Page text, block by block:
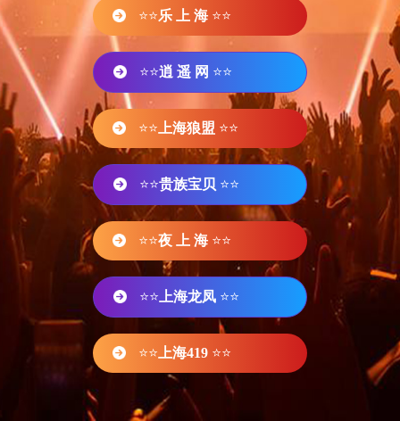
⭐⭐乐 上 海 ⭐⭐
⭐⭐逍 遥 网 ⭐⭐
⭐⭐ 上海狼盟 ⭐⭐
⭐⭐贵族宝贝 ⭐⭐
⭐⭐夜 上 海 ⭐⭐
⭐⭐ 上海龙凤 ⭐⭐
⭐⭐ 上海419 ⭐⭐